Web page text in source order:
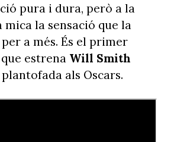
pura i dura, però a la
mica la sensació que la
a més. És el primer
estrena Will Smith
als Oscars.